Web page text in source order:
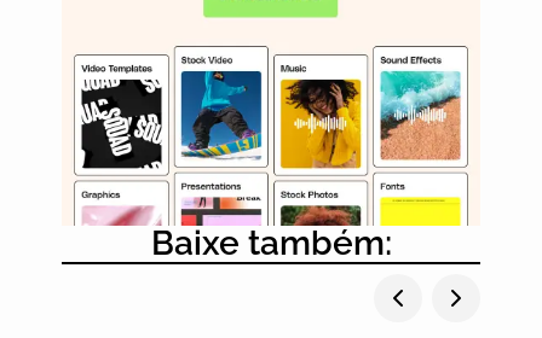
Baixe também: